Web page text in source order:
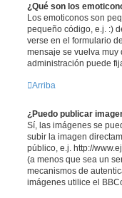
¿Qué son los
Los emoticonos son
pequeño código, e.j. :)
verse en el formulario
mensaje se vuelva muy
administración puede
Arriba
¿Puedo publicar
Sí, las imágenes se
subir la imagen
público, e.j. http://
(a menos que sea un
mecanismos de
imágenes utilice el